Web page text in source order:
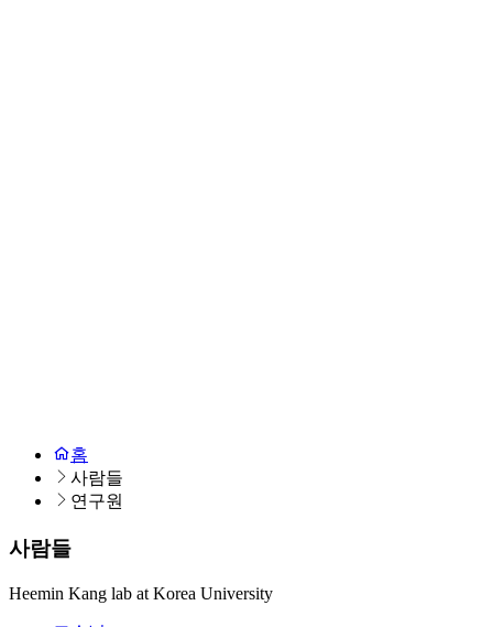
홈
사람들
연구원
사람들
Heemin Kang lab at Korea University